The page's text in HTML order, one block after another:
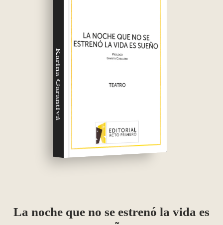
Karina Garantivá
La noche que no se estrenó la vida es